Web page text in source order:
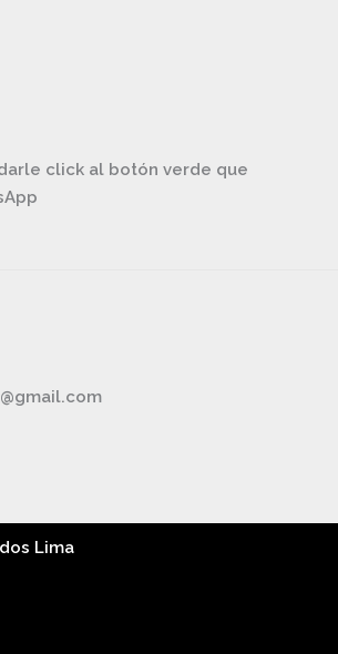
click al botón verde que
Lima